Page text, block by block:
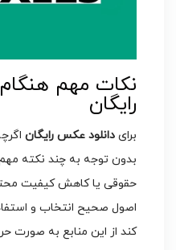
نکات مهم
رایگان
برای دانلود عکس رایگان
بدون توجه به چند نکته
حقوقی یا کاهش کیفیت
اصول صحیح انتخاب و
کند از این منابع به صورت